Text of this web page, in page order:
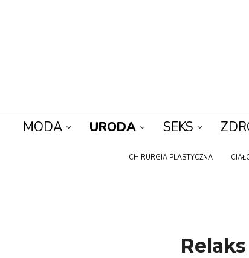
MODA URODA SEKS
CHIRURGIA PLASTYCZNA